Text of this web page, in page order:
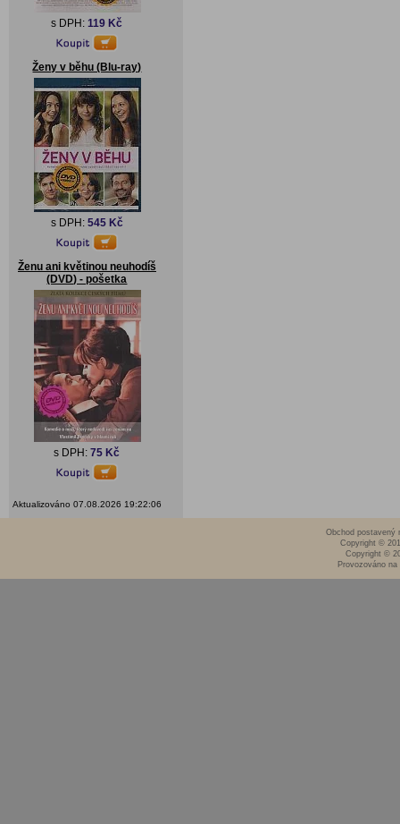
s DPH:119 Kč
Ženy v běhu (Blu-ray)
s DPH: 545 Kč
Ženu ani květinou neuhodíš
(DVD) - pošetka
s DPH:75 Kč
Aktualizováno 07.08.2026 19:22:06
Obchod postavený
Copyright ©
Copyright ©
Provozováno